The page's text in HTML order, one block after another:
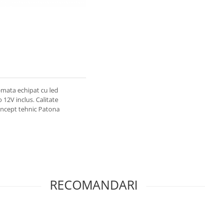
echipat cu led
inclus. Calitate
tehnic Patona
RECOMANDARI